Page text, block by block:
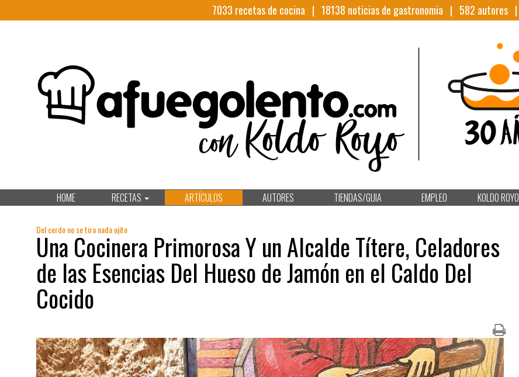
7033 recetas de cocina | 18138 noticias de gastronomia | 582 autores |
HOME RECETAS ARTÍCULOS AUTORES TIENDAS/GUIA EMPLEO KOLDO ROYO
Del cerdo no se tira nada ojito
Una Cocinera Primorosa Y un Alcalde Títere, Celadores
de las Esencias Del Hueso de Jamón en el Caldo Del
Cocido